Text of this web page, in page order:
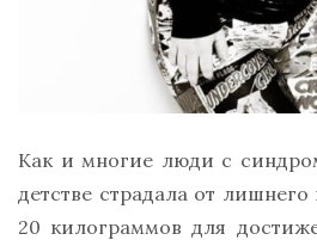
Как и многие люди с
детстве страдала от лишнего
20 килограммов для